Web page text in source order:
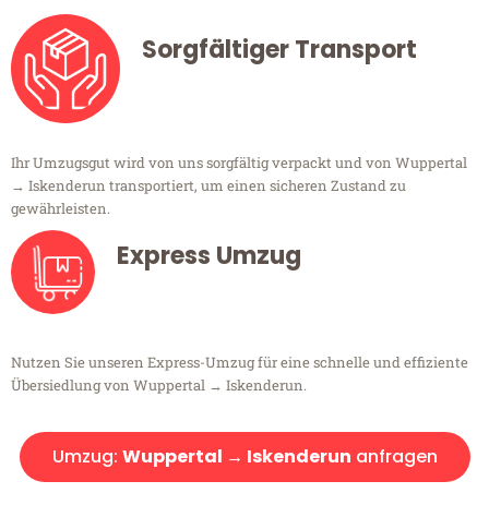
Sorgfältiger Transport
Ihr Umzugsgut wird von uns sorgfältig verpackt und von Wuppertal
→ Iskenderun transportiert, um einen sicheren Zustand zu
gewährleisten.
Express Umzug
Nutzen Sie unseren Express-Umzug für eine schnelle und effiziente
Übersiedlung von Wuppertal → Iskenderun.
Umzug: Wuppertal → Iskenderun anfragen